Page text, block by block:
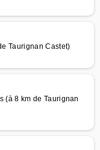
Taurignan Castet)
(à 8 km de Taurignan